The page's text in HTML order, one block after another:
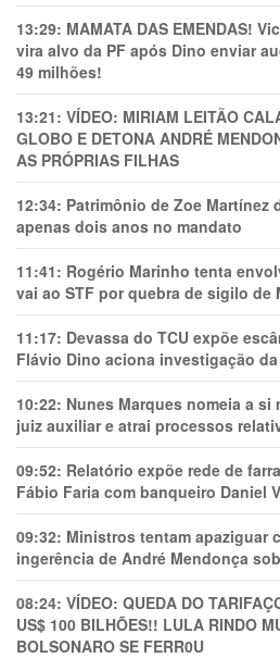
13:29: MAMATA DAS EMENDAS!
vira alvo da PF após Dino enviar
49 milhões!
13:21: VÍDEO: MIRIAM LEITÃO
GLOBO E DETONA ANDRÉ
AS PRÓPRIAS FILHAS
12:34: Patrimônio de Zoe Martínez
apenas dois anos no mandato
11:41: Rogério Marinho tenta
vai ao STF por quebra de sigilo de
11:17: Devassa do TCU expõe
Flávio Dino aciona investigação da
10:22: Nunes Marques nomeia a si
juiz auxiliar e atrai processos
09:52: Relatório expõe rede de
Fábio Faria com banqueiro Daniel
09:32: Ministros tentam apaziguar
ingerência de André Mendonça
08:24: VÍDEO: QUEDA DO
US$ 100 BILHÕES!! LULA RINDO
BOLSONARO SE FERR0U